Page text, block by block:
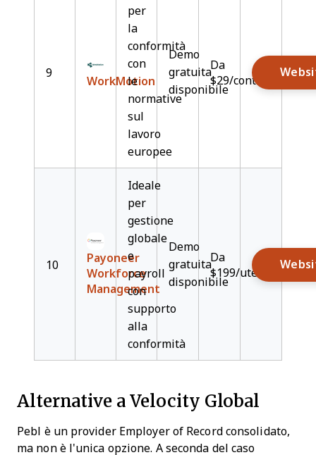
9
WorkMotion
per
la
conformità
con
le
normative
sul
lavoro
europee
Demo
gratuita
disponibile
Da
$29/contratto/mese
10
Payoneer
Workforce
Management
Ideale
per
gestione
globale
e
payroll
con
supporto
alla
conformità
Demo
gratuita
disponibile
Da
$199/utente/mese
Alternative a Velocity Global
Pebl è un provider Employer of Record consolidato,
ma non è l'unica opzione. A seconda del caso